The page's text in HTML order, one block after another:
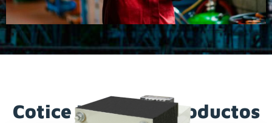
Cotice Nuestros Productos